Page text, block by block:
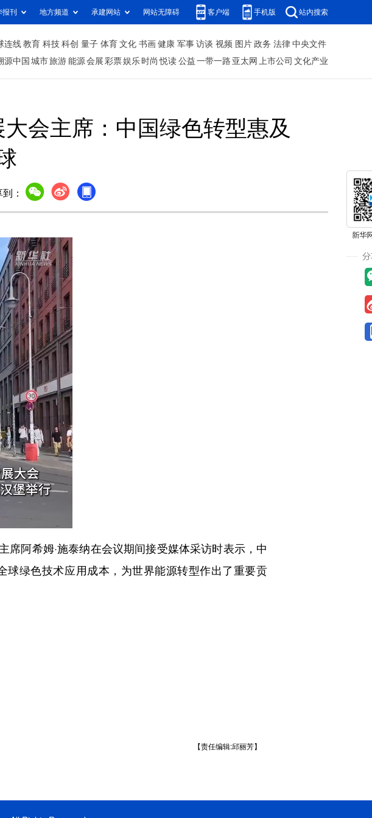
报刊 地方频道 承建网站 网站无障碍 客户端 手机版 站内搜索
连线 教育 科技 科创 量子 体育 文化 书画 健康 军事 访谈 视频 图片 政务 法律 中央文件
源中国 城市旅游 能源 会展 彩票娱乐 时尚 悦读 公益 一带一路 亚太网 上市公司 文化产业
会主席：中国绿色转型惠及
：
阿希姆·施泰纳在会议期间接受媒体采访时表示，中
球绿色技术应用成本，为世界能源转型作出了重要贡
【责任编辑:邱丽芳】